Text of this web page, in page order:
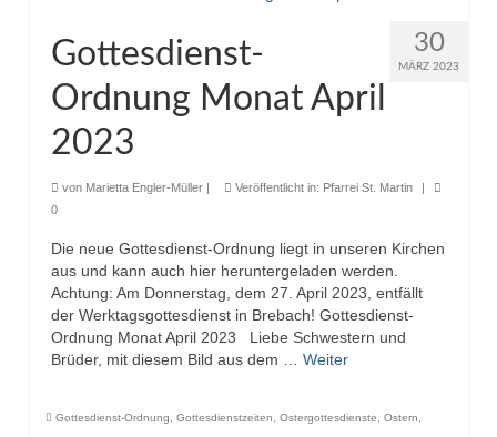
30
MÄRZ 2023
Gottesdienst-
Ordnung Monat April
2023
von Marietta Engler-Müller | Veröffentlicht in: Pfarrei St. Martin
|
0
Die neue Gottesdienst-Ordnung liegt in unseren Kirchen
aus und kann auch hier heruntergeladen werden.
Achtung: Am Donnerstag, dem 27. April 2023, entfällt
der Werktagsgottesdienst in Brebach! Gottesdienst-
Ordnung Monat April 2023 Liebe Schwestern und
Brüder, mit diesem Bild aus dem … Weiter
Gottesdienst-Ordnung Gottesdienstzeiten Ostergottesdienste Ostern